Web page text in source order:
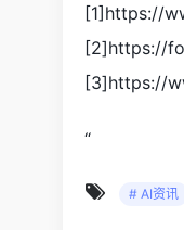
[1]https://
[2]https://
[3]https://
“
# AI资讯